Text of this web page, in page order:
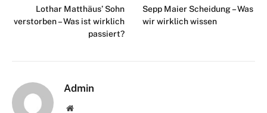
Lothar Matthäus’ Sohn
verstorben – Was ist wirklich
passiert?
Sepp Maier Scheidung – Was
wir wirklich wissen
Admin
Website